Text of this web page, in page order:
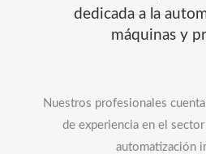
dedicada a la
máquinas y
Nuestros profesionales
de experiencia en el
automatización